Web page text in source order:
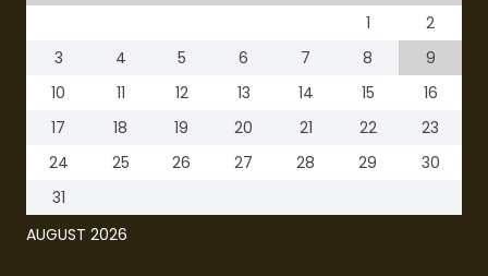
AUGUST 2026
1
2
3
4 5 6 7 8
9
10
11 12 13 14 15
16
17
18 19 20 21 22
23
24
25 26 27 28 29
30
31